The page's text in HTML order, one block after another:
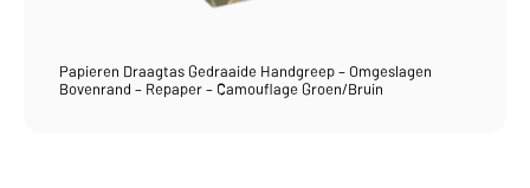
Papieren Draagtas Gedraaide Handgreep – Omgeslagen
Bovenrand – Repaper – Camouflage Groen/Bruin